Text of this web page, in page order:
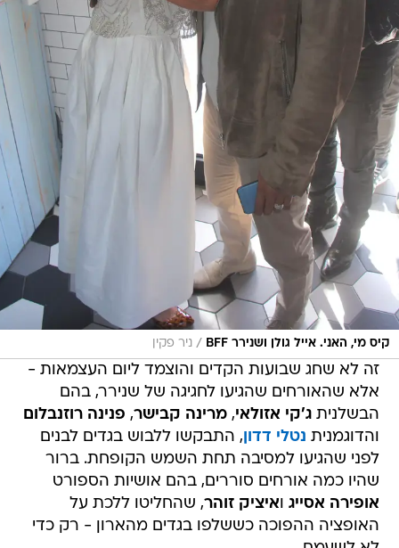
קיס מי, האני. אייל גולן ושנירר BFF / ניר פקין
זה לא שחג שבועות הקדים והוצמד ליום העצמאות -
אלא שהאורחים שהגיעו לחגיגה של שנירר, בהם
הבשלניתג'קי אזולאי,מרינה קבישר, פנינה רוזנבלום
והדוגמנית נטלי דדון, התבקשו ללבוש בגדים לבנים
לפני שהגיעו למסיבה תחת השמש הקופחת. ברור
שהיו כמה אורחים סוררים, בהם אושיות הספורט
אופירה אסייג ואיציק זוהר, שהחליטו ללכת על
האופציה ההפוכה כששלפו בגדים מהארון - רק כדי